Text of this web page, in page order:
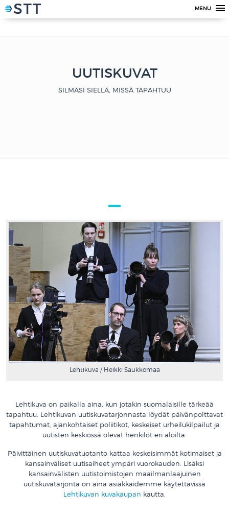
MENU
hello
UUTISKUVAT
SILMÄSI SIELLÄ, MISSÄ TAPAHTUU
Lehtikuva / Heikki Saukkomaa
Lehtikuva on paikalla aina, kun jotakin suomalaisille tärkeää
tapahtuu. Lehtikuvan uutiskuvatarjonnasta löydät päivänpolttavat
tapahtumat, ajankohtaiset poliitikot, keskeiset urheilukilpailut ja
uutisten keskiössä olevat henkilöt eri aloilta.
Päivittäinen uutiskuvatuotanto kattaa keskeisimmät kotimaiset ja
kansainväliset uutisaiheet ympäri vuorokauden. Lisäksi
kansainvälisten uutistoimistojen maailmanlaajuinen
uutiskuvatarjonta on aina asiakkaidemme käytettävissä
Lehtikuvan kuvakaupan kautta.